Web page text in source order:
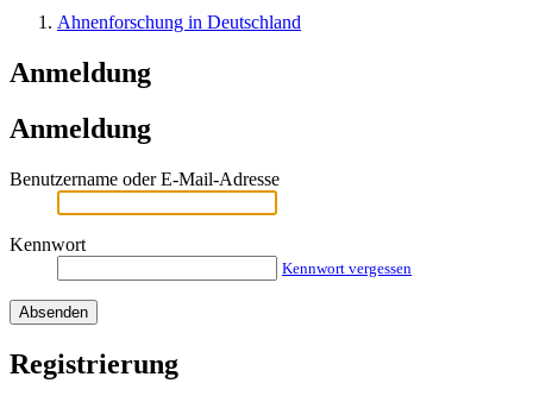
Ahnenforschung in Deutschland
Anmeldung
Anmeldung
Benutzername oder E-Mail-Adresse
Kennwort
Kennwort vergessen
Registrierung